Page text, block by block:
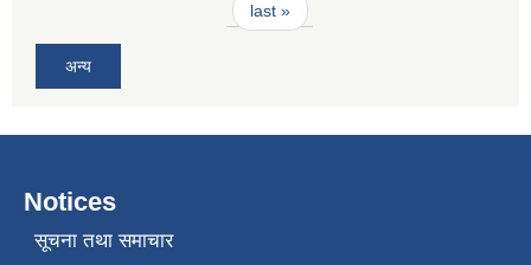
last »
अन्य
Notices
सूचना तथा समाचार